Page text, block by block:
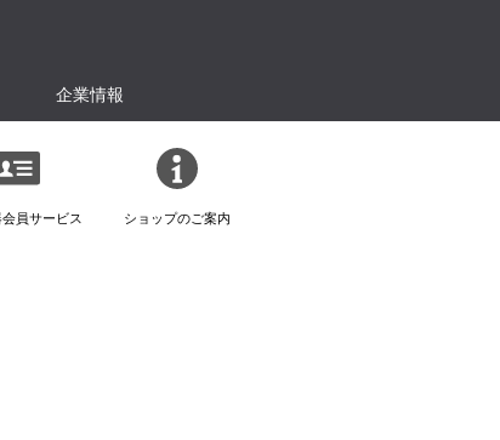
企業情報
員サービス ショップのご案内